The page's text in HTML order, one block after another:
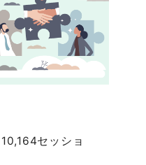
セッショ